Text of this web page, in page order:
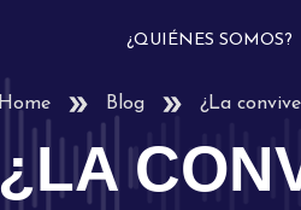
¿QUIÉNES SOMOS?
Home Blog ¿La
¿LA